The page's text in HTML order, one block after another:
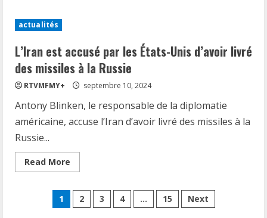
Haïtien.
clitoris
de
femmes
a
été
découvert.
actualités
L’Iran est accusé par les États-Unis d’avoir livré
des missiles à la Russie
RTVMFMY+ septembre 10, 2024
Antony Blinken, le responsable de la diplomatie
américaine, accuse l’Iran d’avoir livré des missiles à la
Russie...
Read More
more
est
accusé
par
Pagination
1 2 3 4 … 15 Next